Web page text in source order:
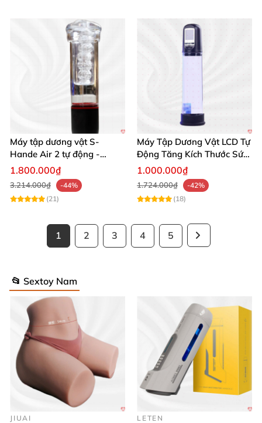
Máy tập dương vật S-
Hande Air 2 tự động -
Rung, Hút, Tăng kích thước
1.800.000₫
3.214.000₫
-44%
(21)
Máy Tập Dương Vật LCD Tự
Động Tăng Kích Thước Sức
Bền
1.000.000₫
1.724.000₫
-42%
(18)
1 2 3 4 5
📂 Sextoy Nam
JIUAI LETEN